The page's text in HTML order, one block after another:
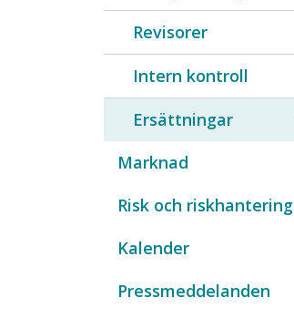
Revisorer
Intern kontroll
Ersättningar
Marknad
Risk och riskhantering
Kalender
Pressmeddelanden